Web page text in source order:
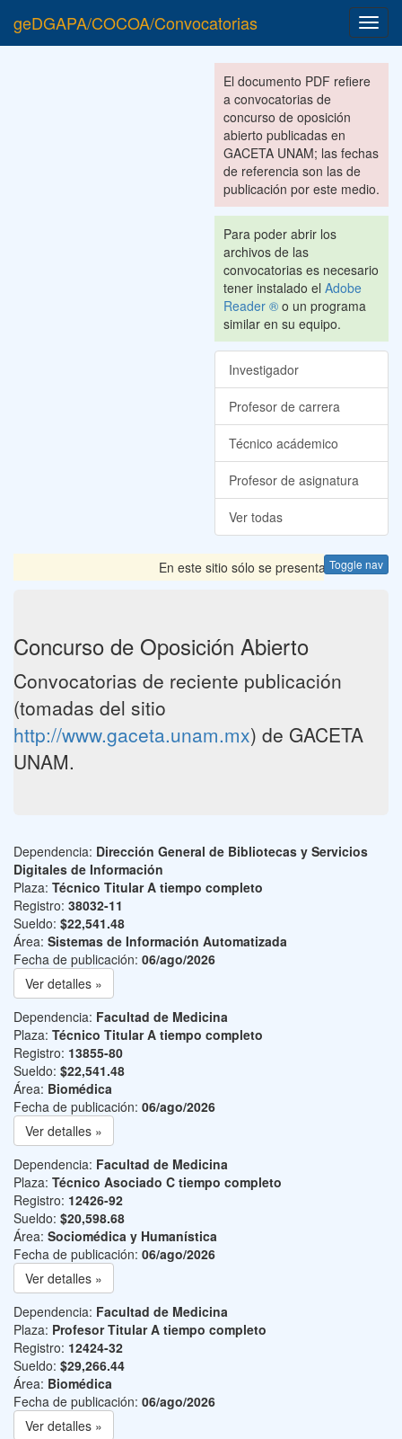
geDGAPA/COCOA/Convocatorias
El documento PDF refiere
a convocatorias de
concurso de oposición
abierto publicadas en
GACETA UNAM; las fechas
de referencia son las de
publicación por este medio.
Para poder abrir los
archivos de las
convocatorias es necesario
tener instalado el Adobe
Reader ® o un programa
similar en su equipo.
Investigador
Profesor de carrera
Técnico acádemico
Profesor de asignatura
Ver todas
Toggle nav
En este sitio sólo se presentan las
Concurso de Oposición Abierto
Convocatorias de reciente publicación
(tomadas del sitio
http://www.gaceta.unam.mx) de GACETA
UNAM.
Dependencia: Dirección General de Bibliotecas y Servicios
Digitales de Información
Plaza: Técnico Titular A tiempo completo
Registro: 38032-11
Sueldo: $22,541.48
Área: Sistemas de Información Automatizada
Fecha de publicación: 06/ago/2026
Ver detalles »
Dependencia: Facultad de Medicina
Plaza: Técnico Titular A tiempo completo
Registro: 13855-80
Sueldo: $22,541.48
Área: Biomédica
Fecha de publicación: 06/ago/2026
Ver detalles »
Dependencia: Facultad de Medicina
Plaza: Técnico Asociado C tiempo completo
Registro: 12426-92
Sueldo: $20,598.68
Área: Sociomédica y Humanística
Fecha de publicación: 06/ago/2026
Ver detalles »
Dependencia: Facultad de Medicina
Plaza: Profesor Titular A tiempo completo
Registro: 12424-32
Sueldo: $29,266.44
Área: Biomédica
Fecha de publicación: 06/ago/2026
Ver detalles »